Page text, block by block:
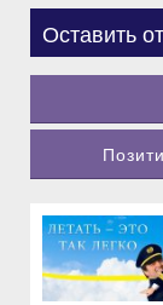
Оставить